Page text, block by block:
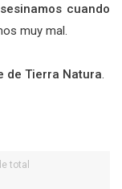
cuando
muy mal.
de Tierra Natura.
total